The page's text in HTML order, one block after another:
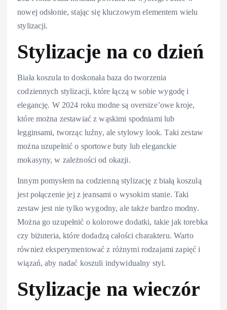
nowej odsłonie, stając się kluczowym elementem wielu
stylizacji.
Stylizacje na co dzień
Biała koszula to doskonała baza do tworzenia
codziennych stylizacji, które łączą w sobie wygodę i
elegancję. W 2024 roku modne są oversize’owe kroje,
które można zestawiać z wąskimi spodniami lub
legginsami, tworząc luźny, ale stylowy look. Taki zestaw
można uzupełnić o sportowe buty lub eleganckie
mokasyny, w zależności od okazji.
Innym pomysłem na codzienną stylizację z białą koszulą
jest połączenie jej z jeansami o wysokim stanie. Taki
zestaw jest nie tylko wygodny, ale także bardzo modny.
Można go uzupełnić o kolorowe dodatki, takie jak torebka
czy biżuteria, które dodadzą całości charakteru. Warto
również eksperymentować z różnymi rodzajami zapięć i
wiązań, aby nadać koszuli indywidualny styl.
Stylizacje na wieczór